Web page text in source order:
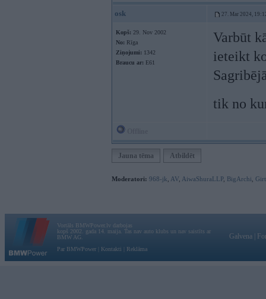
osk 27. Mar 2024,
Kopš: 29. Nov 2002
No: Rīga
Ziņojumi: 1342
Braucu ar: E61
Varbūt
ieteikt
tik no
Jauna tēma Atbildēt
Moderatori: 968-jk AV AiwaShuraLLP, BigArchi
Vortāls BMWPower.lv darbojas
kopš 2002. gada 14. maija. Tas nav auto klubs un nav saistīts ar
BMW AG.
Par BMWPower
Kontakti Reklāma
Galvena